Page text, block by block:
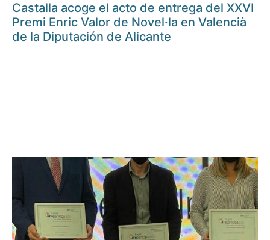
Castalla acoge el acto de entrega del XXVI
Premi Enric Valor de Novel·la en Valencià
de la Diputación de Alicante